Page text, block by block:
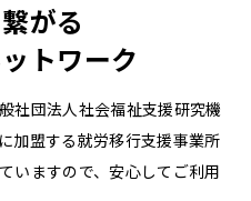
がる
トワーク
社団法人社会福祉支援研究機
加盟する就労移行支援事業所
いますので、安心してご利用